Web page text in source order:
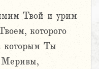
Твой и урим
которого
которым Ты
Меривы,